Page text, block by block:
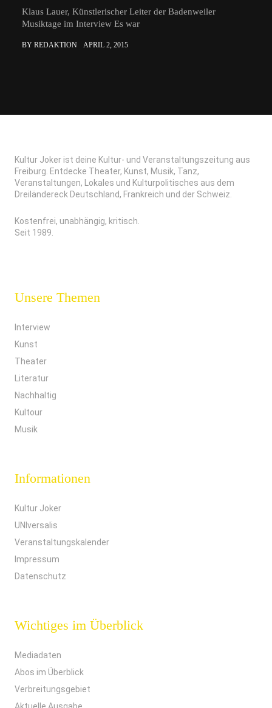
Klaus Lauer, Künstlerischer Leiter der Badenweiler
Musiktage im Interview Es war
BY REDAKTION APRIL 2, 2015
Kultur Joker ist deine Kultur- und Veranstaltungszeitung aus
Freiburg. Entdecke Theater, Kunst, Musik, Tanz,
Veranstaltungen, Lokales und Kulturpolitisches aus dem
Dreiländereck Deutschland, Frankreich und der Schweiz.
Kostenfrei, unabhängig, kritisch.
Seit 1989.
Unsere Themen
Interview
Kunst
Theater
Literatur
Nachhaltig
Kultour
Musik
Informationen
Kultur Joker
UNIversalis
Veranstaltungskalender
Impressum
Datenschutz
Wichtiges im Überblick
Mediadaten
Abos im Überblick
Verbreitungsgebiet